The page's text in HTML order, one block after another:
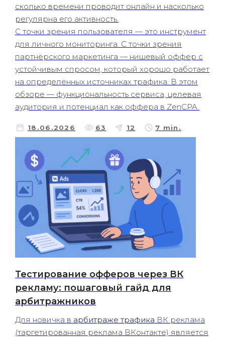
сколько времени проводит онлайн и насколько
регулярна его активность.
С точки зрения пользователя — это инструмент
для личного мониторинга. С точки зрения
партнёрского маркетинга — нишевый оффер с
устойчивым спросом, который хорошо работает
на определённых источниках трафика. В этом
обзоре — функциональность сервиса, целевая
аудитория и потенциал как оффера в ZenCPA.
18.06.2026 63 12 7 min.
Тестирование офферов через ВК
рекламу: пошаговый гайд для
арбитражников
Для новичка в арбитраже трафика ВК реклама
(таргетированная реклама ВКонтакте) является